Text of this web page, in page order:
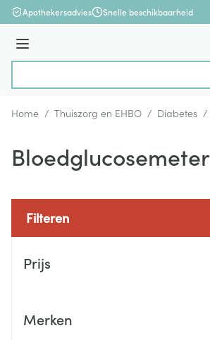
Ga naar de inhoud
Apothekersadvies Snelle beschikbaarheid
Menu
Home / Thuiszorg en EHBO / Diabetes /
Bloedglucosemeter
Filteren
Prijs
Merken